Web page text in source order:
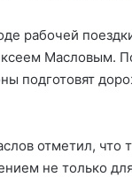
рабочей
Масловым.
подготовят
отметил, что
не только